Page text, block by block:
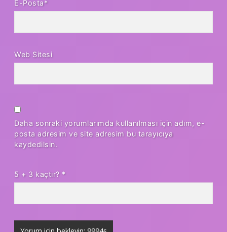
E-Posta*
Web Sitesi
Daha sonraki yorumlarımda kullanılması için adım, e-
posta adresim ve site adresim bu tarayıcıya
kaydedilsin.
5 + 3 kaçtır? *